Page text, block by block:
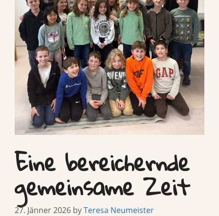
Eine bereichernde
gemeinsame Zeit
27. Jänner 2026 byTeresa Neumeister